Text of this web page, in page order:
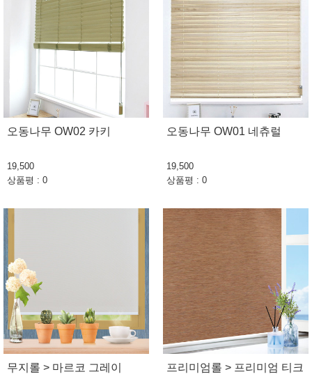
오동나무 OW02 카키
19,500
상품평 : 0
오동나무 OW01 네츄럴
19,500
상품평 : 0
무지롤 > 마르코 그레이 프리미엄롤 > 프리미엄 티크